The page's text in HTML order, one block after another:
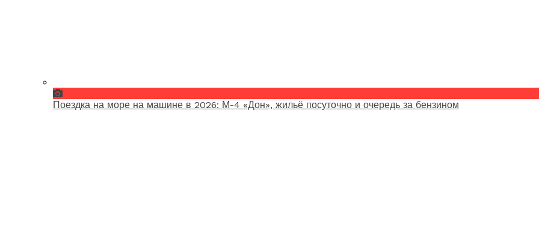
Поездка на море на машине в 2026: М-4 «Дон», жильё посуточно и очередь за бензином